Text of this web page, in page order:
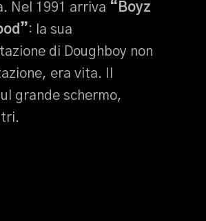
Nel 1991 arriva “Boyz
: la sua
di Doughboy non
era vita. Il
grande schermo,